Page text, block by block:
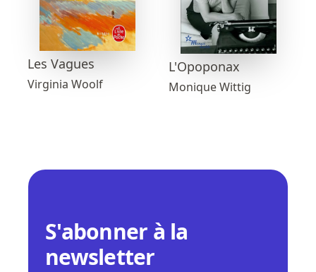
Les Vagues
Virginia Woolf
L'Opoponax
Monique Wittig
S'abonner à la
newsletter